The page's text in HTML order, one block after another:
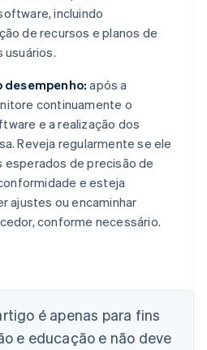
incluindo
de recursos e planos de
usuários.
desempenho:após a
continuamente o
e a realização dos
Reveja regularmente se ele
esperados de precisão de
e esteja
ajustes ou encaminhar
conforme necessário.
é apenas para fins
e educação e não deve